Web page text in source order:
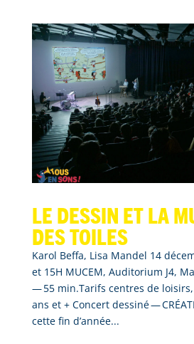
Le dessin et la
des toiles
Karol Beffa, Lisa Mandel 14
et 15H MUCEM, Auditorium J4,
— 55 min.Tarifs centres de
ans et + Concert dessiné —
cette fin d’année...